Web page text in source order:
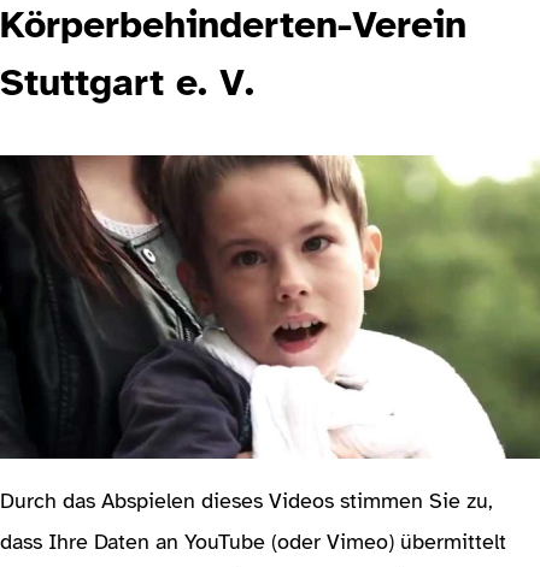
Körperbehinderten-Verein
Stuttgart e. V.
Durch das Abspielen dieses Videos stimmen Sie zu,
dass Ihre Daten an YouTube (oder Vimeo) übermittelt